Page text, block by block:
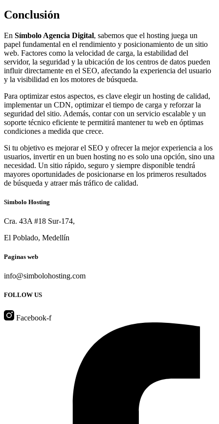
Conclusión
En Símbolo Agencia Digital, sabemos que el hosting juega un
papel fundamental en el rendimiento y posicionamiento de un sitio
web. Factores como la velocidad de carga, la estabilidad del
servidor, la seguridad y la ubicación de los centros de datos pueden
influir directamente en el SEO, afectando la experiencia del usuario
y la visibilidad en los motores de búsqueda.
Para optimizar estos aspectos, es clave elegir un hosting de calidad,
implementar un CDN, optimizar el tiempo de carga y reforzar la
seguridad del sitio. Además, contar con un servicio escalable y un
soporte técnico eficiente te permitirá mantener tu web en óptimas
condiciones a medida que crece.
Si tu objetivo es mejorar el SEO y ofrecer la mejor experiencia a los
usuarios, invertir en un buen hosting no es solo una opción, sino una
necesidad. Un sitio rápido, seguro y siempre disponible tendrá
mayores oportunidades de posicionarse en los primeros resultados
de búsqueda y atraer más tráfico de calidad.
Simbolo Hosting
Cra. 43A #18 Sur-174,
El Poblado, Medellín
Paginas web
info@simbolohosting.com
FOLLOW US
Facebook-f